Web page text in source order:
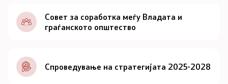
Документи
Совет
Совет за соработка меѓу Владата и
граѓанското општество
Спроведување на стратегијата 2025-2028